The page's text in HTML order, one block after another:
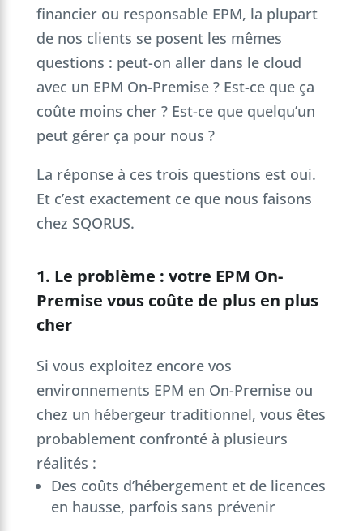
financier ou responsable EPM, la plupart
de nos clients se posent les mêmes
questions : peut-on aller dans le cloud
avec un EPM On-Premise ? Est-ce que ça
coûte moins cher ? Est-ce que quelqu’un
peut gérer ça pour nous ?
La réponse à ces trois questions est oui.
Et c’est exactement ce que nous faisons
chez SQORUS.
1. Le problème : votre EPM On-
Premise vous coûte de plus en plus
cher
Si vous exploitez encore vos
environnements EPM en On-Premise ou
chez un hébergeur traditionnel, vous êtes
probablement confronté à plusieurs
réalités :
Des coûts d’hébergement et de licences
en hausse, parfois sans prévenir